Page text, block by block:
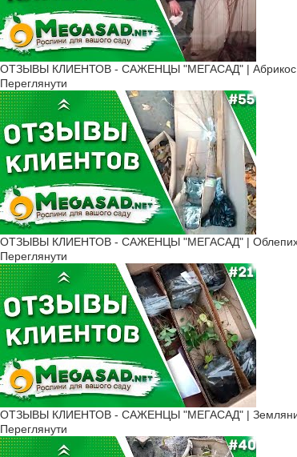
ОТЗЫВЫ КЛИЕНТОВ - САЖЕНЦЫ "МЕГАСАД" | Абрикос и
Переглянути
ОТЗЫВЫ КЛИЕНТОВ - САЖЕНЦЫ "МЕГАСАД" | Облепиха,
Переглянути
ОТЗЫВЫ КЛИЕНТОВ - САЖЕНЦЫ "МЕГАСАД" |
Переглянути